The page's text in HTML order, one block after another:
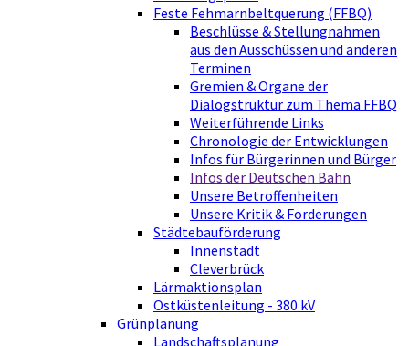
Feste Fehmarnbeltquerung (FFBQ)
Beschlüsse & Stellungnahmen
aus den Ausschüssen und anderen
Terminen
Gremien & Organe der
Dialogstruktur zum Thema FFBQ
Weiterführende Links
Chronologie der Entwicklungen
Infos für Bürgerinnen und Bürger
Infos der Deutschen Bahn
Unsere Betroffenheiten
Unsere Kritik & Forderungen
Städtebauförderung
Innenstadt
Cleverbrück
Lärmaktionsplan
Ostküstenleitung - 380 kV
Grünplanung
Landschaftsplanung